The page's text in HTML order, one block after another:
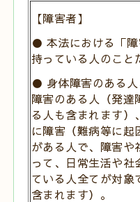
【障害者】
● 本法における「
持っている人のこと
● 身体障害のある
障害のある人（発達
る人も含まれます）
に障害（難病等に起
がある人で、障害や
って、日常生活や社
ている人全てが対象
含まれます）。